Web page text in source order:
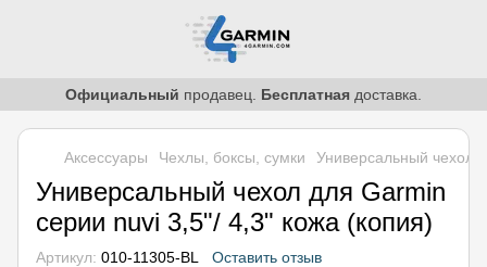
Официальный продавец. Бесплатная доставка.
Аксессуары Чехлы, боксы, сумки Универсальный чехол
Универсальный чехол для Garmin
серии nuvi 3,5"/ 4,3" кожа (копия)
Артикул: 010-11305-BL Оставить отзыв